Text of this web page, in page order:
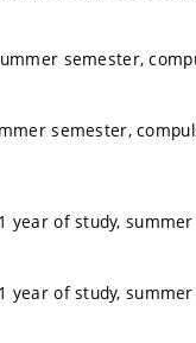
semester,
semester,
year of study,
year of study,